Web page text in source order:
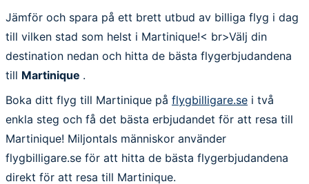
Jämför och spara på ett brett utbud av billiga flyg i dag
till vilken stad som helst i Martinique!< br>Välj din
destination nedan och hitta de bästa flygerbjudandena
till Martinique .
Boka ditt flyg till Martinique på flygbilligare.se i två
enkla steg och få det bästa erbjudandet för att resa till
Martinique! Miljontals människor använder
flygbilligare.se för att hitta de bästa flygerbjudandena
direkt för att resa till Martinique.